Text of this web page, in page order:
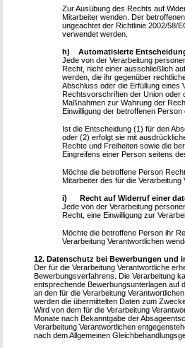
Zur Ausübung des Rechts auf
Mitarbeiter wenden. Der
ungeachtet der Richtlinie 2002/58/
verwendet werden.
h) Automatisierte
Jede von der Verarbeitung
Recht, nicht einer ausschließlich
werden, die ihr gegenüber
Abschluss oder die Erfüllung eines
Rechtsvorschriften der Union oder
Maßnahmen zur Wahrung der
Einwilligung der betroffenen Person
Ist die Entscheidung (1) für den
oder (2) erfolgt sie mit
Rechte und Freiheiten sowie die
Eingreifens einer Person seitens
Möchte die betroffene Person
Mitarbeiter des für die Verarbeitung
i) Recht auf Widerruf einer
Jede von der Verarbeitung
Recht, eine Einwilligung zur
Möchte die betroffene Person ihr
Verarbeitung Verantwortlichen
12. Datenschutz bei Bewerbungen und
Der für die Verarbeitung Verantwortliche
Bewerbungsverfahrens. Die Verarbeitung
entsprechende Bewerbungsunterlagen auf
an den für die Verarbeitung
werden die übermittelten Daten zum
Wird von dem für die Verarbeitung
Monate nach Bekanntgabe der
Verarbeitung Verantwortlichen
nach dem Allgemeinen